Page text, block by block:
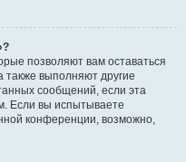
позволяют вам оставаться
выполняют другие
сообщений, если эта
Если вы испытываете
конференции, возможно,